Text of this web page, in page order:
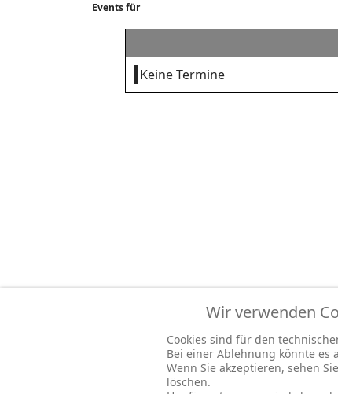
Events für
Keine Termine
Wir verwenden
Cookies sind für den
Bei einer Ablehnung könnte es
Wenn Sie akzeptieren, sehen
löschen.